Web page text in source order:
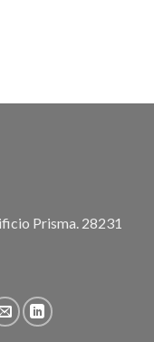
Prisma. 28231